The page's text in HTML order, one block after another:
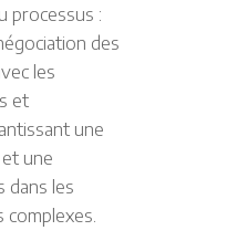
processus :
des
les
et
une
une
dans les